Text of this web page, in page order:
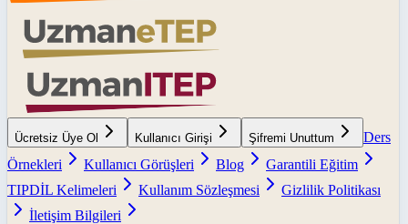
Ücretsiz Üye Ol Kullanıcı Girişi Şifremi Unuttum
Ders
Örnekleri
Kullanıcı Görüşleri Blog
Garantili Eğitim
TIPDİL Kelimeleri
Kullanım Sözleşmesi
Gizlilik Politikası
İletişim Bilgileri